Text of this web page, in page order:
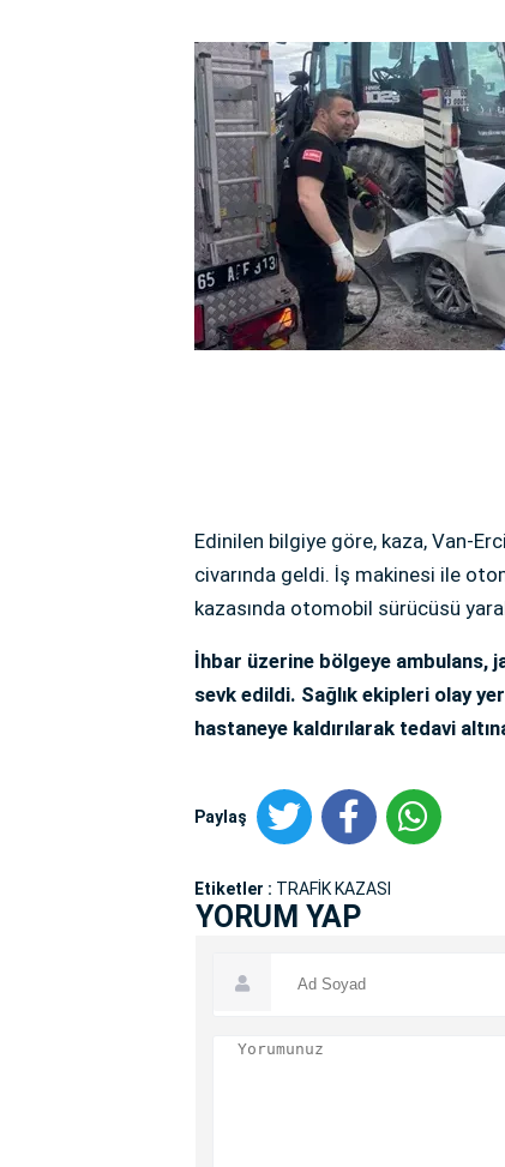
Edinilen bilgiye göre, kaza, Van-
civarında geldi. İş makinesi ile
kazasında otomobil sürücüsü
İhbar üzerine bölgeye ambulans,
sevk edildi. Sağlık ekipleri olay
hastaneye kaldırılarak tedavi
Paylaş
Etiketler : TRAFİK KAZASI
YORUM YAP